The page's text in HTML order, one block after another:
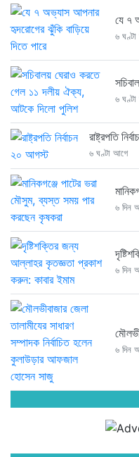
যে ৭
৬
৬
রাষ্ট্রপতি
৬ ঘণ্টা আগে
৬ দিন
৬ দিন
৬ দিন